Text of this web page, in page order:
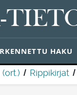
HAKU
Rippikirjat